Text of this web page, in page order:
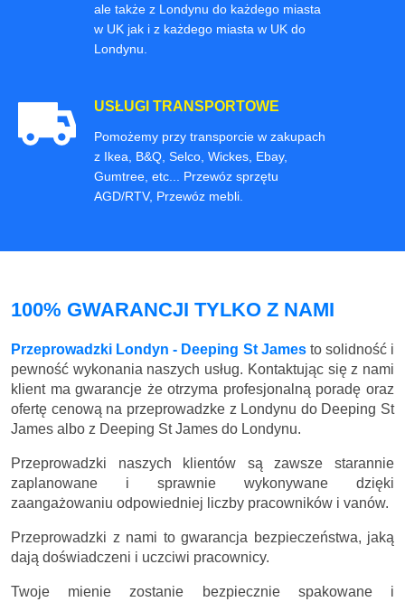
ale także z Londynu do każdego miasta
w UK jak i z każdego miasta w UK do
Londynu.
USŁUGI TRANSPORTOWE
Pomożemy przy transporcie w zakupach
z Ikea, B&Q, Selco, Wickes, Ebay,
Gumtree, etc... Przewóz sprzętu
AGD/RTV, Przewóz mebli.
100% GWARANCJI TYLKO Z NAMI
Przeprowadzki Londyn - Deeping St Jamesto solidność i
pewność wykonania naszych usług. Kontaktując się z nami
klient ma gwarancje że otrzyma profesjonalną poradę oraz
ofertę cenową na przeprowadzke z Londynu do Deeping St
James albo z Deeping St James do Londynu.
Przeprowadzki naszych klientów są zawsze starannie
zaplanowane i sprawnie wykonywane dzięki
zaangażowaniu odpowiedniej liczby pracowników i vanów.
Przeprowadzki z nami to gwarancja bezpieczeństwa, jaką
dają doświadczeni i uczciwi pracownicy.
Twoje mienie zostanie bezpiecznie spakowane i